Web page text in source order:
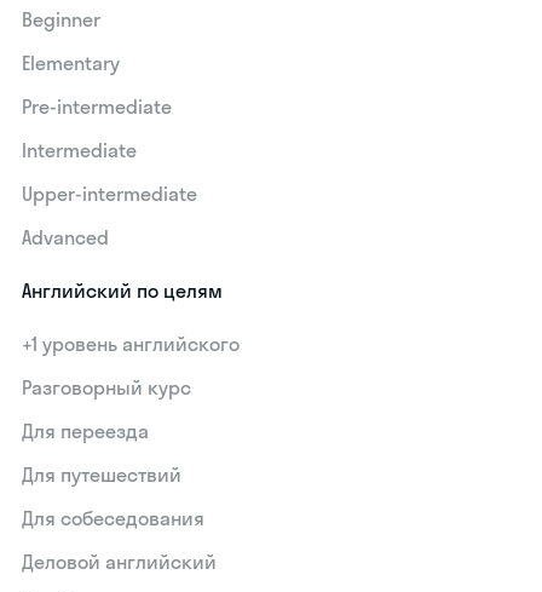
Beginner
Elementary
Pre-intermediate
Intermediate
Upper-intermediate
Advanced
Английский по целям
+1 уровень английского
Разговорный курс
Для переезда
Для путешествий
Для собеседования
Деловой английский